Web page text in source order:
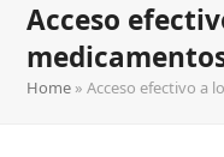
Acceso
Home »Acceso efectivo a